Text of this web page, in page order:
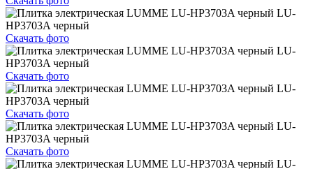
Скачать фото
Скачать фото
Скачать фото
Скачать фото